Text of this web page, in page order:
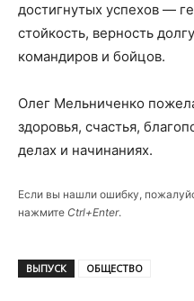
достигнутых успехов —
стойкость, верность
командиров и бойцов.
Олег Мельниченко
здоровья, счастья,
делах и начинаниях.
Если вы нашли ошибку,
нажмите Ctrl+Enter.
ВЫПУСК ОБЩЕСТВО